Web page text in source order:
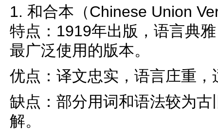
1. 和合本（Chinese Union
特点：1919年出版，语言典
最广泛使用的版本。
优点：译文忠实，语言庄重
缺点：部分用词和语法较为
解。